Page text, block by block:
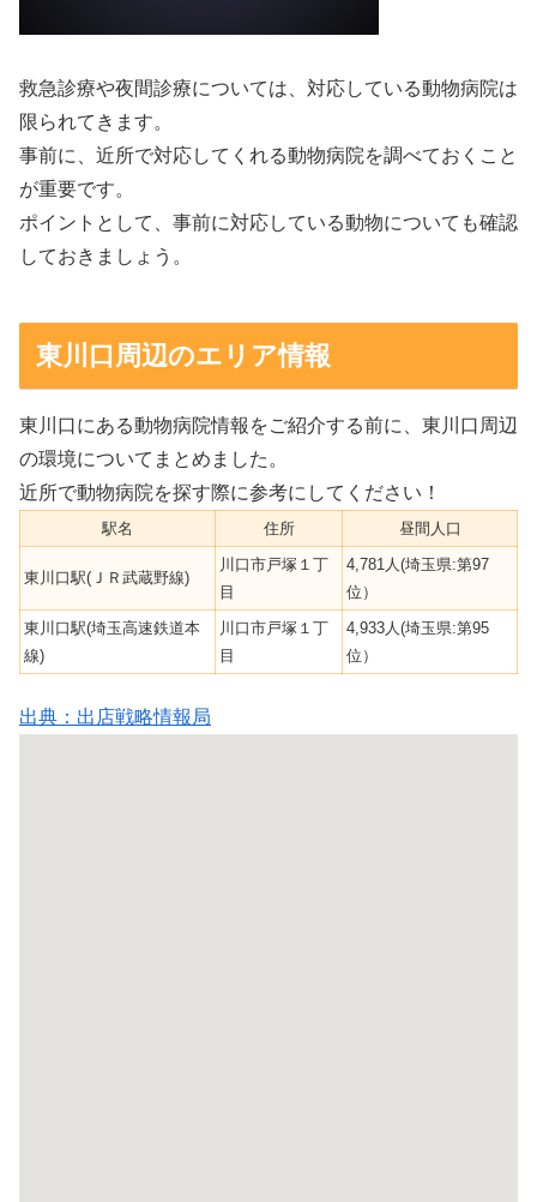
救急診療や夜間診療については、対応している動物病院は
限られてきます。
事前に、近所で対応してくれる動物病院を調べておくこと
が重要です。
ポイントとして、事前に対応している動物についても確認
しておきましょう。
東川口周辺のエリア情報
東川口にある動物病院情報をご紹介する前に、東川口周辺
の環境についてまとめました。
近所で動物病院を探す際に参考にしてください！
駅名 住所 昼間人口
東川口駅(ＪＲ武蔵野線)
川口市戸塚１丁
目
4,781人(埼玉県:第97
位）
東川口駅(埼玉高速鉄道本
線)
川口市戸塚１丁
目
4,933人(埼玉県:第95
位）
出典：出店戦略情報局